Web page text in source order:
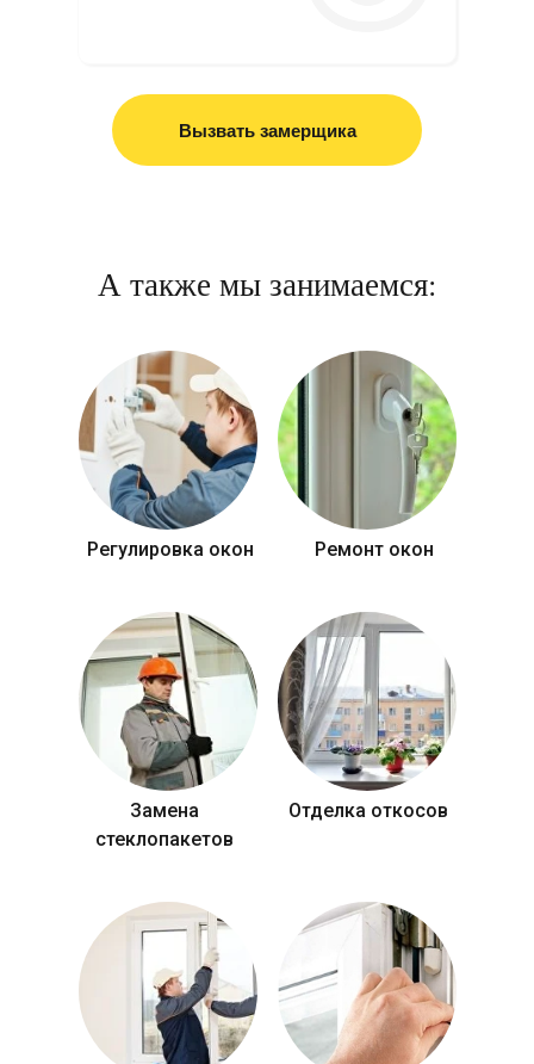
Вызвать замерщика
А также мы занимаемся:
Регулировка окон Ремонт окон
Замена
стеклопакетов
Отделка откосов